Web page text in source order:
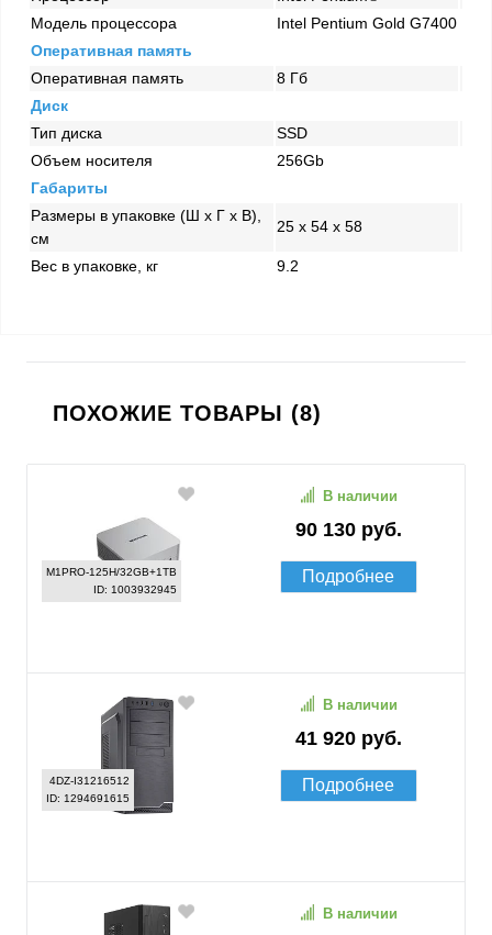
Модель процессора
Intel Pentium Gold G7400
Оперативная память
Оперативная память
8 Гб
Диск
Тип диска
SSD
Объем носителя
256Gb
Габариты
Размеры в упаковке (Ш x Г x В),
см
25 x 54 x 58
Вес в упаковке, кг 9.2
ПОХОЖИЕ ТОВАРЫ (8)
M1PRO-125H/32GB+1TB
ID: 1003932945
90 130 руб.
В наличии
Подробнее
4DZ-I31216512
ID: 1294691615
41 920 руб.
В наличии
Подробнее
В наличии